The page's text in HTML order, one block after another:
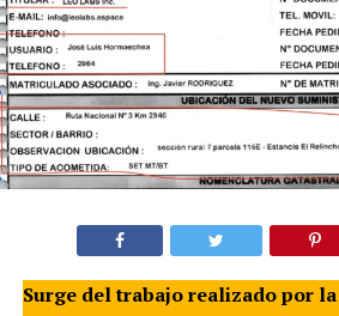
Surge del trabajo realizado por